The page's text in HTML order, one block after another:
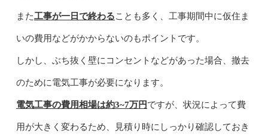
また工事が一日で終わることも多く、工事期間中に仮住ま
いの費用などがかからないのもポイントです。
しかし、ぶち抜く壁にコンセントなどがあった場合、撤去
のために電気工事が必要になります。
電気工事の費用相場は約3~7万円ですが、状況によって費
用が大きく変わるため、見積り時にしっかり確認しておき